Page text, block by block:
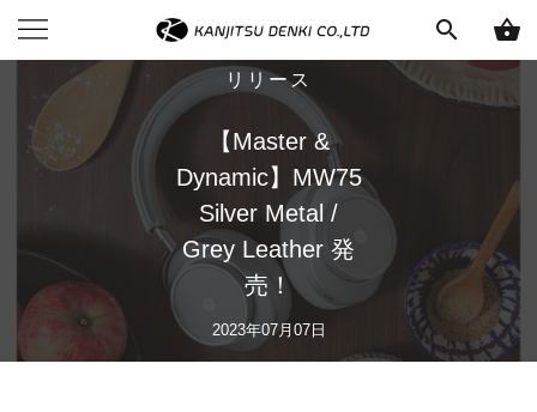
search shopping_basket
リリース
【Master &
Dynamic】MW75
Silver Metal /
Grey Leather 発
売！
2023年07月07日